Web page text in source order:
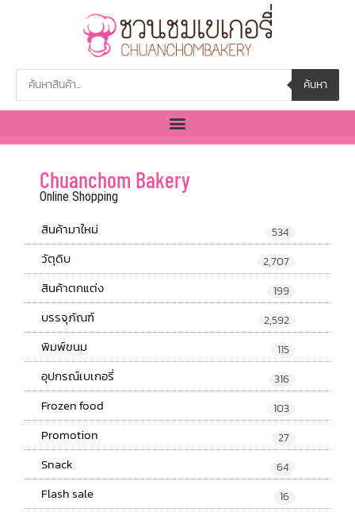
ค้นหา
Chuanchom Bakery
Online Shopping
สินค้ามาใหม่ 534
วัตุดิบ 2,707
สินค้าตกแต่ง 199
บรรจุภัณฑ์ 2,592
พิมพ์ขนม 115
อุปกรณ์เบเกอรี่ 316
Frozen food 103
Promotion 27
Snack 64
Flash sale 16